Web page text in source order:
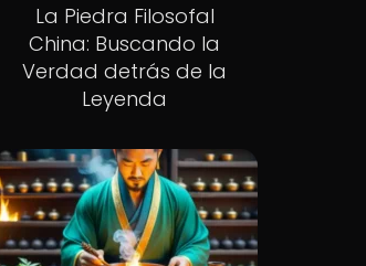
La Piedra Filosofal
China: Buscando la
Verdad detrás de la
Leyenda